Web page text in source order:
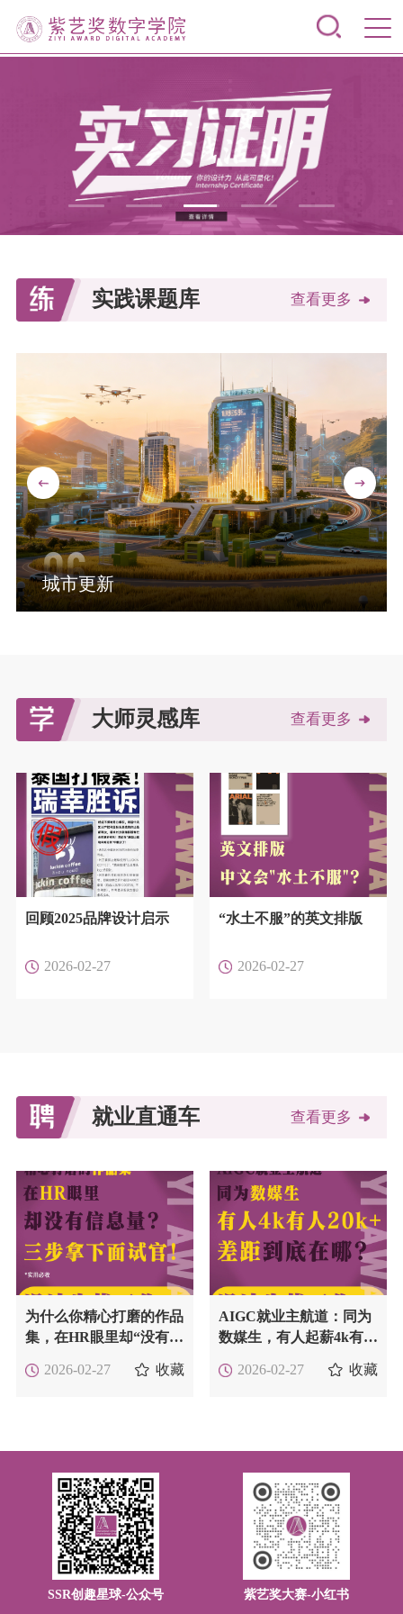
实践课题库 查看更多
城市更新
06
大师灵感库 查看更多
回顾2025品牌设计启示
2026-02-27
“水土不服”的英文排版
2026-02-27
就业直通车 查看更多
为什么你精心打磨的作品
集，在HR眼里却“没有信
官！
2026-02-27 收藏
AIGC就业主航道：同为
数媒生，有人起薪4k有人
里？
2026-02-27 收藏
SSR创趣星球-公众号 紫艺奖大赛-小红书